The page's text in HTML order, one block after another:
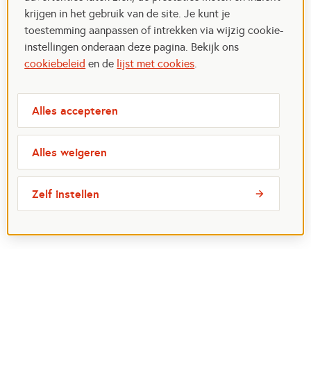
krijgen in het gebruik van de site. Je kunt je
toestemming aanpassen of intrekken via wijzig cookie-
instellingen onderaan deze pagina. Bekijk ons
cookiebeleid en de lijst met cookies.
Alles accepteren
Alles weigeren
Zelf instellen